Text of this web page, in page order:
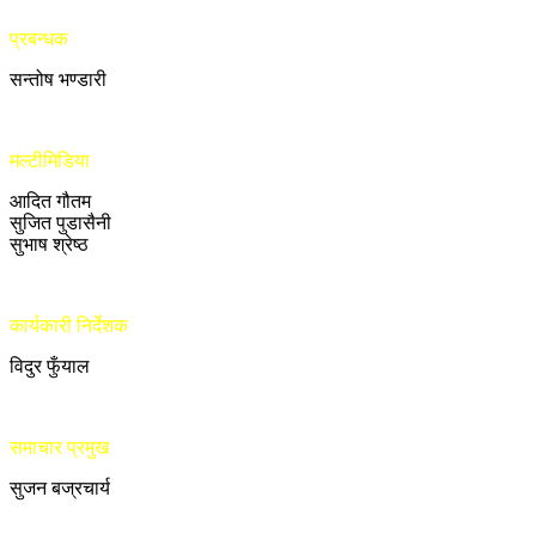
प्रबन्धक
सन्तोष भण्डारी
मल्टीमिडिया
आदित गौतम
सुजित पुडासैनी
सुभाष श्रेष्ठ
कार्यकारी निर्देशक
विदुर फुँयाल
समाचार प्रमुख
सुजन बज्रचार्य